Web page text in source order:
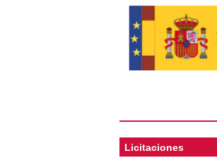
Licitaciones